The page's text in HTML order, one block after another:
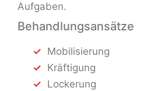
Aufgaben.
Behandlungsansätze
Mobilisierung
Kräftigung
Lockerung